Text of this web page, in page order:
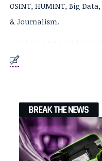
OSINT, HUMINT, Big
& Journalism.
BREAK THE NEWS